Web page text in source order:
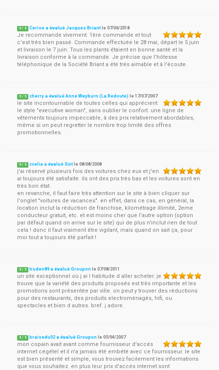
5 / 5 Cerise a évalué Jacques Briant le07/06/2018
Je recommande vivement. 1ère commande et tout
c'est très bien passé. Commande effectuée le 28 mai, départ le 5 juin
et livraison le 7 juin. Tous les plants étaient en bonne santé et la
livraison conforme à la commande. Je précise que l'hôtesse
téléphonique de la Société Briant a été très aimable et à l'écoute.
5 / 5 cherry a évalué Anne Weyburn (La Redoute) le17/07/2007
le site incontournable de toutes celles qui apprécient
le style "executive woman", sans oublier le confort. une ligne de
vêtements toujours impeccable, à des prix relativement abordables,
même si on peut regretter le nombre trop limité des offres
promotionnelles.
5 / 5 ccelia a évalué Sixt le08/08/2008
j'ai réservé plusieurs fois des voitures chez eux et j'en
ai toujours été satisfaite. ils ont des prix très bas et les voitures sont en
très bon état.
en revanche, il faut faire très attention sur le site à bien cliquer sur
l'onglet "voitures de vacances". en effet, dans ce cas, en général, la
location inclut la réduction de franchise, kilométrage illimité, 2eme
conducteur gratuit, etc. et est moins cher que l'autre option (option
par défaut quand on arrive sur le site) qui de plus n'inclut rien de tout
cela ! donc il faut vraiment être vigilant, mais quand on sait ça, pour
moi tout a toujours été parfait !
5 / 5 truden89 a évalué Groupon le07/08/2011
un site exceptionnel où j ai l habitude d aller acheter. je
trouve que la variété des produits proposés est très importante et les
promotions sont présentée par ville. on peut y trouver des réductions
pour des restaurants, des produits electroménagés, hifi, ou
spectacles et bien d autres. bref. j adore.
5 / 5 braisedu02 a évalué Groupon le05/04/2007
mon copain avait avant comme fournisseur d'accés
internet cégétel et il n'a jamais été embété avec ce fournisseur. le site
est bien présenté et simple, vous trouvez facilement les informations
que vous souhaitez. en plus leur prix d'accés internet sont